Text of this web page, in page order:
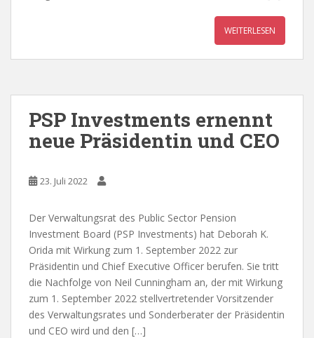
WEITERLESEN
PSP Investments ernennt
neue Präsidentin und CEO
23. Juli 2022
Der Verwaltungsrat des Public Sector Pension
Investment Board (PSP Investments) hat Deborah K.
Orida mit Wirkung zum 1. September 2022 zur
Präsidentin und Chief Executive Officer berufen. Sie tritt
die Nachfolge von Neil Cunningham an, der mit Wirkung
zum 1. September 2022 stellvertretender Vorsitzender
des Verwaltungsrates und Sonderberater der Präsidentin
und CEO wird und den […]